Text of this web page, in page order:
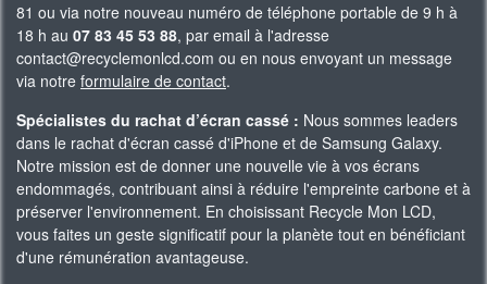
81 ou via notre nouveau numéro de téléphone portable de 9 h à
18 h au 07 83 45 53 88, par email à l'adresse
contact@recyclemonlcd.com ou en nous envoyant un message
via notre formulaire de contact.
Spécialistes du rachat d’écran cassé : Nous sommes leaders
dans le rachat d'écran cassé d'iPhone et de Samsung Galaxy.
Notre mission est de donner une nouvelle vie à vos écrans
endommagés, contribuant ainsi à réduire l'empreinte carbone et à
préserver l'environnement. En choisissant Recycle Mon LCD,
vous faites un geste significatif pour la planète tout en bénéficiant
d'une rémunération avantageuse.